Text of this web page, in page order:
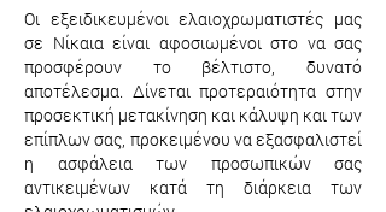
Οι εξειδικευμένοι ελαιοχρωματιστές μας
σε Νίκαια είναι αφοσιωμένοι στο να σας
προσφέρουν το βέλτιστο, δυνατό
αποτέλεσμα. Δίνεται προτεραιότητα στην
προσεκτική μετακίνηση και κάλυψη και των
επίπλων σας, προκειμένου να εξασφαλιστεί
η ασφάλεια των προσωπικών σας
αντικειμένων κατά τη διάρκεια των